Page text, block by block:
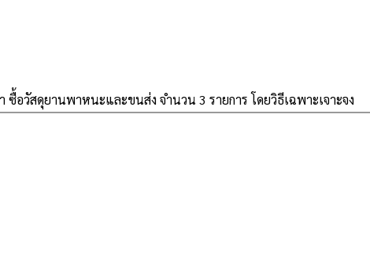
ซื้อวัสดุยานพาหนะและขนส่ง จำนวน 3 รายการ โดยวิธีเฉพาะเจาะจง